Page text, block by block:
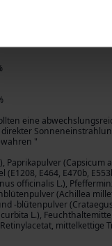
eine
direkter
"
Paprikapulver (Capsicum
E464, E470b,
officinalis L.),
(Achillea
-blütenpulver
L.),
mittelkettige